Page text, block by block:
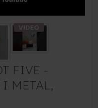
FIVE -
METAL,